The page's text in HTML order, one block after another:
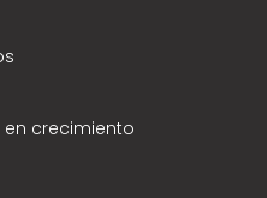
crecimiento